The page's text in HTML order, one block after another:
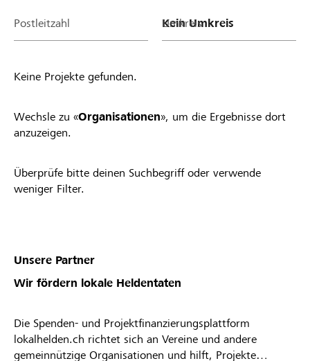
Postleitzahl Umkreis
Keine Projekte gefunden.
Wechsle zu «Organisationen», um die Ergebnisse dort
anzuzeigen.
Überprüfe bitte deinen Suchbegriff oder verwende
weniger Filter.
Unsere Partner
Wir fördern lokale Heldentaten
Die Spenden- und Projektfinanzierungsplattform
lokalhelden.ch richtet sich an Vereine und andere
gemeinnützige Organisationen und hilft, Projekte